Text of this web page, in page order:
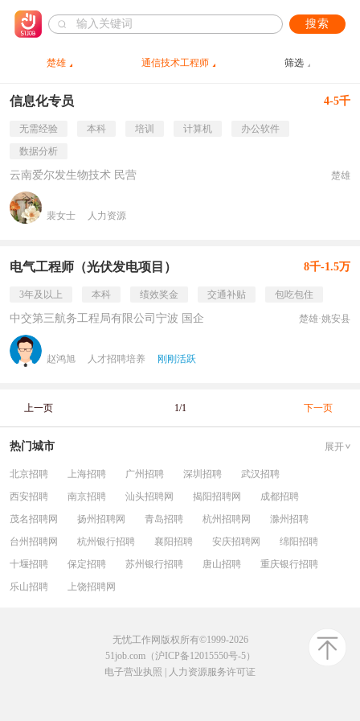
搜索
楚雄 通信技术工程师 筛选
信息化专员 4-5千
无需经验 本科 培训 计算机
办公软件
数据分析
云南爱尔发生物技术 民营 楚雄
裴女士 人力资源
电气工程师（光伏发电项目） 8千-1.5万
3年及以上 本科 绩效奖金 交通补贴 包吃包住
中交第三航务工程局有限公司宁波 国企 楚雄·姚安县
赵鸿旭 人才招聘培养 刚刚活跃
上一页 1/1 下一页
热门城市 展开
北京招聘 上海招聘 广州招聘 深圳招聘
武汉招聘
西安招聘
南京招聘 汕头招聘网 揭阳招聘网
成都招聘
茂名招聘网
扬州招聘网 青岛招聘 杭州招聘网
滁州招聘
台州招聘网
杭州银行招聘 襄阳招聘 安庆招聘网
绵阳招聘
十堰招聘
保定招聘 苏州银行招聘 唐山招聘
重庆银行招聘
乐山招聘
上饶招聘网
无忧工作网版权所有©1999-2026
51job.com（沪ICP备12015550号-5）
电子营业执照
人力资源服务许可证